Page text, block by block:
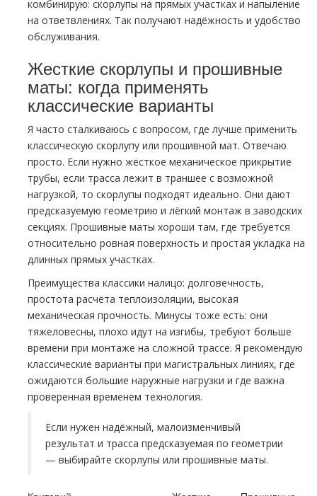
комбинирую: скорлупы на прямых участках и напыление
на ответвлениях. Так получают надёжность и удобство
обслуживания.
Жесткие скорлупы и прошивные
маты: когда применять
классические варианты
Я часто сталкиваюсь с вопросом, где лучше применить
классическую скорлупу или прошивной мат. Отвечаю
просто. Если нужно жёсткое механическое прикрытие
трубы, если трасса лежит в траншее с возможной
нагрузкой, то скорлупы подходят идеально. Они дают
предсказуемую геометрию и лёгкий монтаж в заводских
секциях. Прошивные маты хороши там, где требуется
относительно ровная поверхность и простая укладка на
длинных прямых участках.
Преимущества классики налицо: долговечность,
простота расчёта теплоизоляции, высокая
механическая прочность. Минусы тоже есть: они
тяжеловесны, плохо идут на изгибы, требуют больше
времени при монтаже на сложной трассе. Я рекомендую
классические варианты при магистральных линиях, где
ожидаются большие наружные нагрузки и где важна
проверенная временем технология.
Если нужен надёжный, малоизменчивый
результат и трасса предсказуемая по геометрии
— выбирайте скорлупы или прошивные маты.